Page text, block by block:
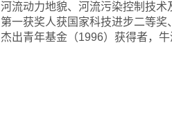
河流动力地貌、河流污染控制技
第一获奖人获国家科技进步二等
杰出青年基金（1996）获得者，